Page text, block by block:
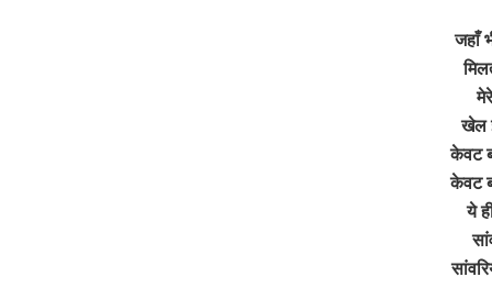
जहाँ
खेल
केवट
केवट
ये